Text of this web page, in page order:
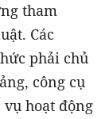
tham
Các
phải chủ
công cụ
vụ hoạt động